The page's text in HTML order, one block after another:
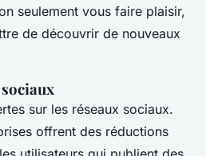
seulement vous faire plaisir,
de découvrir de nouveaux
sur les réseaux sociaux.
offrent des réductions